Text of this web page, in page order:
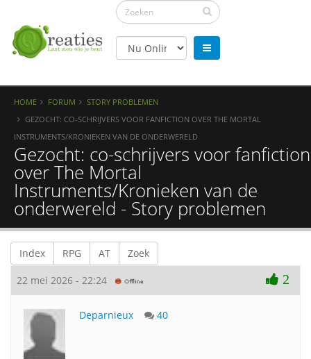
HOME FORUM
STORY PROBLEMEN
GEZOCHT: CO-SCHRIJVERS VOOR FANFICTION OVER THE MORTAL
INSTRUMENTS/KRONIEKEN VAN DE ONDERWERELD
Gezocht: co-schrijvers voor fanfiction
over The Mortal
Instruments/Kronieken van de
onderwereld - Story problemen
Index RPG AT Zoek
22 mei 2026 - 22:24 2
Deparnieux 40